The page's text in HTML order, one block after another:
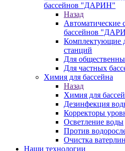
бассейнов "ДАРИН"
Назад
Автоматические
бассейнов
Комплектующие
станций
Для
Для частных
Химия для бассейна
Назад
Химия для
Дезинфекция
Корректоры
Осветление воды
Против
Очистка
Наши технологии